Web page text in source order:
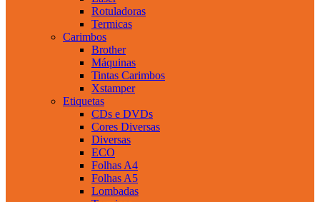
Rotuladoras
Termicas
Carimbos
Brother
Máquinas
Tintas Carimbos
Xstamper
Etiquetas
CDs e DVDs
Cores Diversas
Diversas
ECO
Folhas A4
Folhas A5
Lombadas